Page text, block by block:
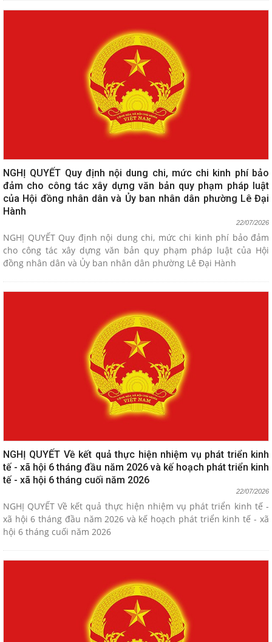
NGHỊ QUYẾT Quy định nội dung chi, mức chi kinh phí bảo
đảm cho công tác xây dựng văn bản quy phạm pháp luật
của Hội đồng nhân dân và Ủy ban nhân dân phường Lê Đại
Hành
22/07/2026
NGHỊ QUYẾT Quy định nội dung chi, mức chi kinh phí bảo đảm
cho công tác xây dựng văn bản quy phạm pháp luật của Hội
đồng nhân dân và Ủy ban nhân dân phường Lê Đại Hành
NGHỊ QUYẾT Về kết quả thực hiện nhiệm vụ phát triển kinh
tế - xã hội 6 tháng đầu năm 2026 và kế hoạch phát triển kinh
tế - xã hội 6 tháng cuối năm 2026
22/07/2026
NGHỊ QUYẾT Về kết quả thực hiện nhiệm vụ phát triển kinh tế -
xã hội 6 tháng đầu năm 2026 và kế hoạch phát triển kinh tế - xã
hội 6 tháng cuối năm 2026